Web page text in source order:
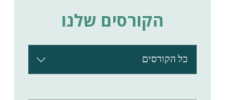
הקורסים שלנו
כל הקורסים